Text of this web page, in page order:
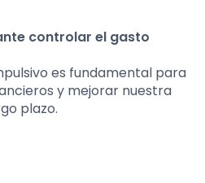
controlar el gasto
es fundamental para
y mejorar nuestra
plazo.